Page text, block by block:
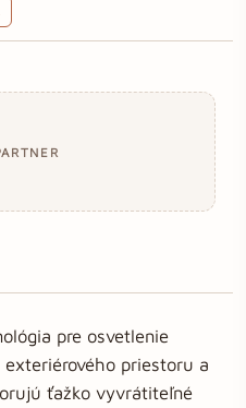
pre osvetlenie
priestoru a
ťažko vyvrátiteľné